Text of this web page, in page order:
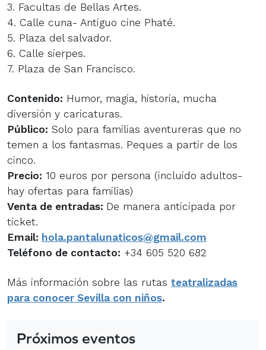
3. Facultas de Bellas Artes.
4. Calle cuna- Antiguo cine Phaté.
5. Plaza del salvador.
6. Calle sierpes.
7. Plaza de San Francisco.
Contenido: Humor, magia, historia, mucha
diversión y caricaturas.
Público: Solo para familias aventureras que no
temen a los fantasmas. Peques a partir de los
cinco.
Precio: 10 euros por persona (incluido adultos-
hay ofertas para familias)
Venta de entradas: De manera anticipada por
ticket.
Email: hola.pantalunaticos@gmail.com
Teléfono de contacto: +34 605 520 682
Más información sobre las rutas teatralizadas
para conocer Sevilla con niños.
Próximos eventos